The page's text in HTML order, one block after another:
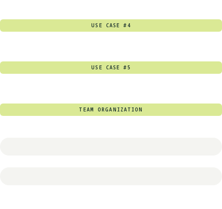
USE CASE #4
USE CASE #5
TEAM ORGANIZATION